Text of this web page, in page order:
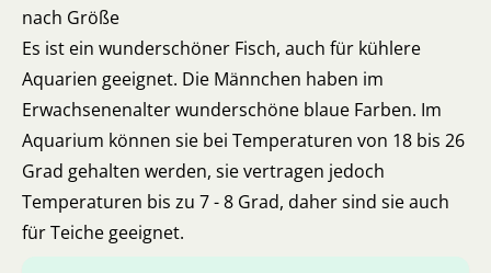
nach Größe
Es ist ein wunderschöner Fisch, auch für kühlere
Aquarien geeignet. Die Männchen haben im
Erwachsenenalter wunderschöne blaue Farben. Im
Aquarium können sie bei Temperaturen von 18 bis 26
Grad gehalten werden, sie vertragen jedoch
Temperaturen bis zu 7 - 8 Grad, daher sind sie auch
für Teiche geeignet.